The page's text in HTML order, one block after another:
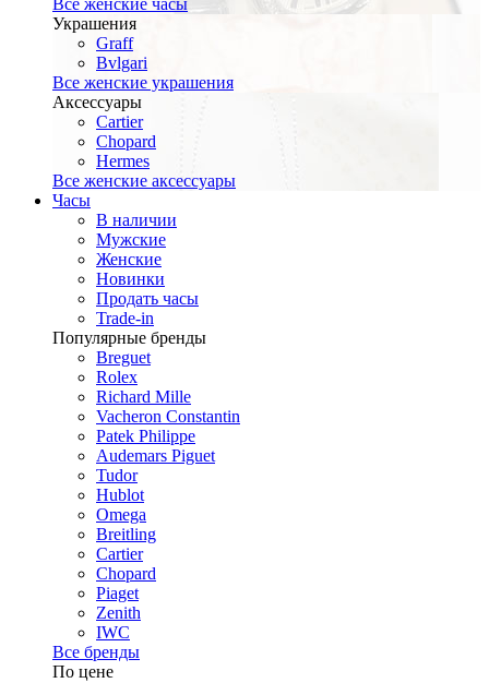
Все женские часы
Украшения
Graff
Bvlgari
Все женские украшения
Аксессуары
Cartier
Chopard
Hermes
Все женские аксессуары
Часы
В наличии
Мужские
Женские
Новинки
Продать часы
Trade-in
Популярные бренды
Breguet
Rolex
Richard Mille
Vacheron Constantin
Patek Philippe
Audemars Piguet
Tudor
Hublot
Omega
Breitling
Cartier
Chopard
Piaget
Zenith
IWC
Все бренды
По цене